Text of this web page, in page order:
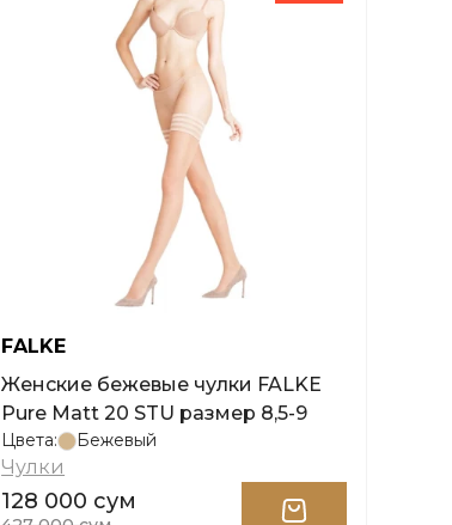
FALKE
Женские бежевые чулки FALKE
Pure Matt 20 STU размер 8,5-9
Цвета: Бежевый
Чулки
128 000 сум